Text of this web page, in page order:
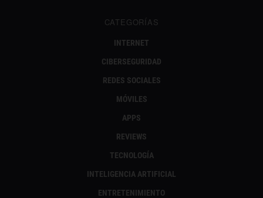
CATEGORÍAS
INTERNET
CIBERSEGURIDAD
REDES SOCIALES
MÓVILES
APPS
REVIEWS
TECNOLOGÍA
INTELIGENCIA ARTIFICIAL
ENTRETENIMIENTO